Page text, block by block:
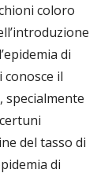
coloro
di
conosce il
specialmente
del tasso di
di